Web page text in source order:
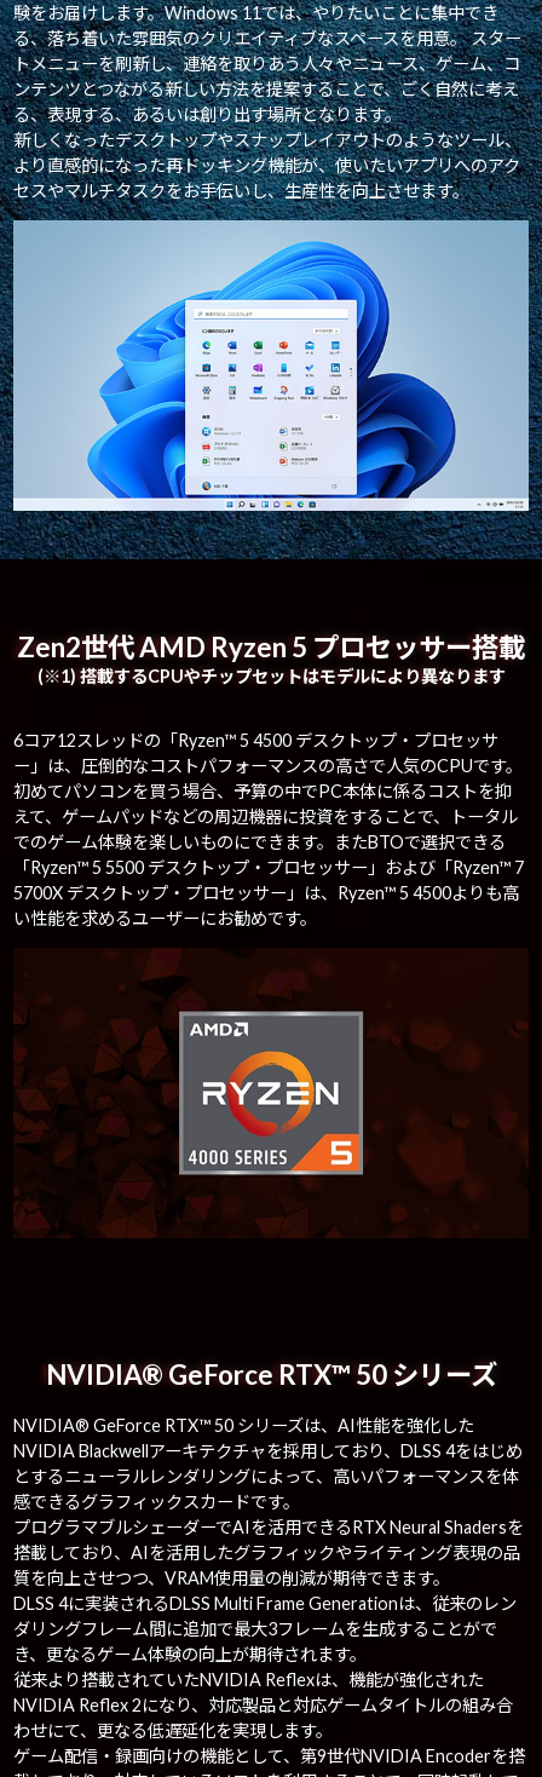
験をお届けします。Windows 11では、やりたいことに集中でき
る、落ち着いた雰囲気のクリエイティブなスペースを用意。 スター
トメニューを刷新し、連絡を取りあう人々やニュース、ゲーム、コ
ンテンツとつながる新しい方法を提案することで、ごく自然に考え
る、表現する、あるいは創り出す場所となります。
新しくなったデスクトップやスナップレイアウトのようなツール、
より直感的になった再ドッキング機能が、使いたいアプリへのアク
セスやマルチタスクをお手伝いし、生産性を向上させます。
Zen2世代 AMD Ryzen 5 プロセッサー搭載
(※1) 搭載するCPUやチップセットはモデルにより異なります
6コア12スレッドの「Ryzen™ 5 4500 デスクトップ・プロセッサ
ー」は、圧倒的なコストパフォーマンスの高さで人気のCPUです。
初めてパソコンを買う場合、予算の中でPC本体に係るコストを抑
えて、ゲームパッドなどの周辺機器に投資をすることで、トータル
でのゲーム体験を楽しいものにできます。またBTOで選択できる
「Ryzen™ 5 5500 デスクトップ・プロセッサー」および「Ryzen™ 7
5700X デスクトップ・プロセッサー」は、Ryzen™ 5 4500よりも高
い性能を求めるユーザーにお勧めです。
NVIDIA® GeForce RTX™ 50 シリーズ
NVIDIA® GeForce RTX™ 50 シリーズは、AI性能を強化した
NVIDIA Blackwellアーキテクチャを採用しており、DLSS 4をはじめ
とするニューラルレンダリングによって、高いパフォーマンスを体
感できるグラフィックスカードです。
プログラマブルシェーダーでAIを活用できるRTX Neural Shadersを
搭載しており、AIを活用したグラフィックやライティング表現の品
質を向上させつつ、VRAM使用量の削減が期待できます。
DLSS 4に実装されるDLSS Multi Frame Generationは、従来のレン
ダリングフレーム間に追加で最大3フレームを生成することがで
き、更なるゲーム体験の向上が期待されます。
従来より搭載されていたNVIDIA Reflexは、機能が強化された
NVIDIA Reflex 2になり、対応製品と対応ゲームタイトルの組み合
わせにて、更なる低遅延化を実現します。
ゲーム配信・録画向けの機能として、第9世代NVIDIA Encoderを搭